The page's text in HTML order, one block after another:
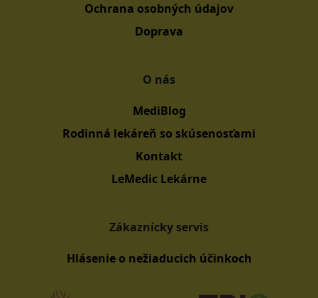
Ochrana osobných údajov
Doprava
O nás
MediBlog
Rodinná lekáreň so skúsenosťami
Kontakt
LeMedic Lekárne
Zákaznícky servis
Hlásenie o nežiaducich účinkoch